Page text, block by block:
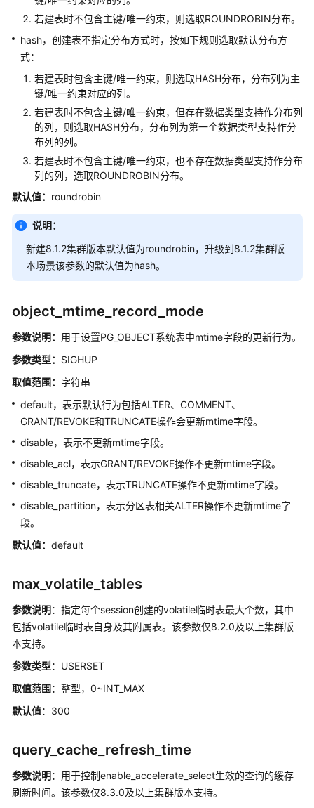
发
员
选
项
审
计
务
监
plan
management
理
GTM
相
参
数
扩
相
关
其
选
DWS
者
术
表
历
版
本
若建表时不包含主键/唯一约束，则选取ROUNDROBIN分布。
hash，创建表不指定分布方式时，按如下规则选取默认分布方
式：
若建表时包含主键/唯一约束，则选取HASH分布，分布列为主
键/唯一约束对应的列。
若建表时不包含主键/唯一约束，但存在数据类型支持作分布列
的列，则选取HASH分布，分布列为第一个数据类型支持作分
布列的列。
若建表时不包含主键/唯一约束，也不存在数据类型支持作分布
列的列，选取ROUNDROBIN分布。
默认值： roundrobin
说明：
新建8.1.2集群版本默认值为roundrobin，升级到8.1.2集群版
本场景该参数的默认值为hash。
object_mtime_record_mode
参数说明： 用于设置PG_OBJECT系统表中mtime字段的更新行为。
参数类型： SIGHUP
取值范围： 字符串
default，表示默认行为包括ALTER、COMMENT、
GRANT/REVOKE和TRUNCATE操作会更新mtime字段。
disable，表示不更新mtime字段。
disable_acl，表示GRANT/REVOKE操作不更新mtime字段。
disable_truncate，表示TRUNCATE操作不更新mtime字段。
disable_partition，表示分区表相关ALTER操作不更新mtime字
段。
默认值： default
max_volatile_tables
参数说明：指定每个session创建的volatile临时表最大个数，其中
包括volatile临时表自身及其附属表。该参数仅8.2.0及以上集群版
本支持。
参数类型：USERSET
取值范围：整型，0~INT_MAX
默认值：300
query_cache_refresh_time
参数说明：用于控制enable_accelerate_select生效的查询的缓存
刷新时间。该参数仅8.3.0及以上集群版本支持。